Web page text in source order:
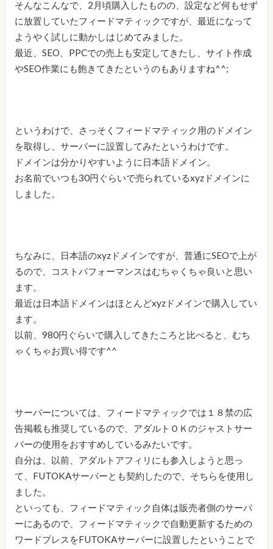
そんなこんなで、2月頃購入したものの、設定など何もせず
に放置していたフィードマティックですが、最近になって
ようやく試しに動かしはじめてみました。
最近、SEO、PPCでの売上も安定してきたし、サイト作成
やSEO作業にも飽きてきたというのもありますね^^;
というわけで、さっそくフィードマティック用のドメイン
を取得し、サーバーに設置してみたというわけです。
ドメインは分かりやすいように日本語ドメイン。
お名前でいつも30円ぐらいで売られているxyzドメインに
しました。
ちなみに、日本語のxyzドメインですが、普通にSEOで上が
るので、コストパフォーマンスはむちゃくちゃ良いと思い
ます。
最近は日本語ドメインはほとんどxyzドメインで購入してい
ます。
以前、980円ぐらいで購入してきたころと比べると、むち
ゃくちゃお買い得です^^
サーバーについては、フィードマティックでは１８禁の広
告掲載も推奨しているので、アダルトＯＫのジャストサー
バーの使用をおすすめしているみたいです。
自分は、以前、アダルトアフィリにも参入しようと思っ
て、FUTOKAサーバーとも契約したので、そちらを使用し
ました。
といっても、フィードマティック自体は販売者側のサーバ
ーにあるので、フィードマティックで自動更新するための
ワードプレスをFUTOKAサーバーに設置したということで